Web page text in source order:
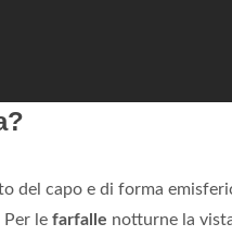
del capo e di forma
le farfalle notturne la